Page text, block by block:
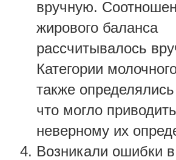
вручную.
жирового баланса
рассчитывалось
Категории
также
что могло
неверному их
Возникали ошибки